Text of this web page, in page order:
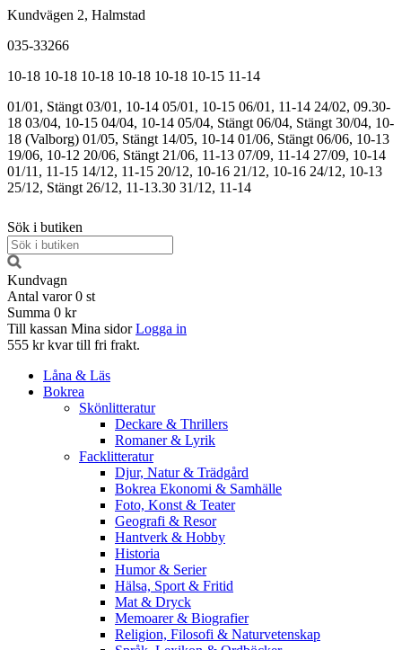
Kundvägen 2, Halmstad
035-33266
10-18 10-18 10-18 10-18 10-18 10-15 11-14
01/01, Stängt 03/01, 10-14 05/01, 10-15 06/01, 11-14 24/02, 09.30-
18 03/04, 10-15 04/04, 10-14 05/04, Stängt 06/04, Stängt 30/04, 10-
18 (Valborg) 01/05, Stängt 14/05, 10-14 01/06, Stängt 06/06, 10-13
19/06, 10-12 20/06, Stängt 21/06, 11-13 07/09, 11-14 27/09, 10-14
01/11, 11-15 14/12, 11-15 20/12, 10-16 21/12, 10-16 24/12, 10-13
25/12, Stängt 26/12, 11-13.30 31/12, 11-14
Sök i butiken
Kundvagn
Antal varor 0 st
Summa 0 kr
Till kassan Mina sidor Logga in
555 kr kvar till fri frakt.
Låna & Läs
Bokrea
Skönlitteratur
Deckare & Thrillers
Romaner & Lyrik
Facklitteratur
Djur, Natur & Trädgård
Bokrea Ekonomi & Samhälle
Foto, Konst & Teater
Geografi & Resor
Hantverk & Hobby
Historia
Humor & Serier
Hälsa, Sport & Fritid
Mat & Dryck
Memoarer & Biografier
Religion, Filosofi & Naturvetenskap